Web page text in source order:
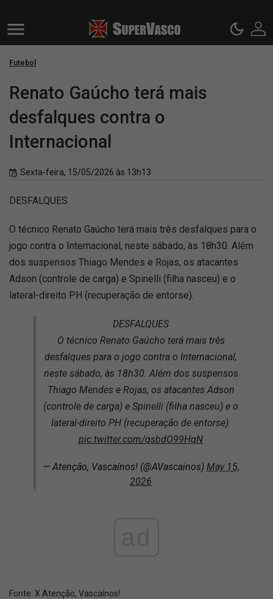
Futebol
Renato Gaúcho terá mais
desfalques contra o
Internacional
Sexta-feira, 15/05/2026 às 13h13
DESFALQUES
O técnico Renato Gaúcho terá mais três desfalques para o
jogo contra o Internacional, neste sábado, às 18h30. Além
dos suspensos Thiago Mendes e Rojas, os atacantes
Adson (controle de carga) e Spinelli (filha nasceu) e o
lateral-direito PH (recuperação de entorse).
DESFALQUES
O técnico Renato Gaúcho terá mais três
desfalques para o jogo contra o Internacional,
neste sábado, às 18h30. Além dos suspensos
Thiago Mendes e Rojas, os atacantes Adson
(controle de carga) e Spinelli (filha nasceu) e o
lateral-direito PH (recuperação de entorse).
pic.twitter.com/qsbdO99HqN
— Atenção, Vascaínos! (@AVascainos) May 15,
2026
Fonte: X Atenção, Vascaínos!